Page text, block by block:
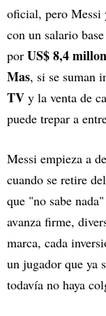
oficial, pero Messi
con un salario
por US$ 8,4
Mas, si se suman
TV y la venta de
puede trepar a
Messi empieza a
cuando se retire
que "no sabe
avanza firme,
marca, cada
un jugador que ya
todavía no haya